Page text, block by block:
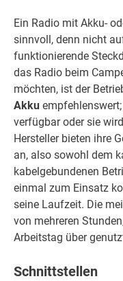
Ein Radio mit Akku-
sinnvoll, denn nicht
funktionierende
das Radio beim
möchten, ist der
Akku
verfügbar oder sie
Hersteller bieten ihre
an, also sowohl dem
kabelgebundenen
einmal zum Einsatz
seine Laufzeit. Die
von mehreren
Arbeitstag über
Schnittstellen